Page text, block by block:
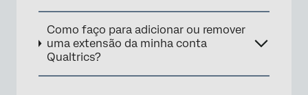
Como faço para adicionar ou remover
uma extensão da minha conta
Qualtrics?